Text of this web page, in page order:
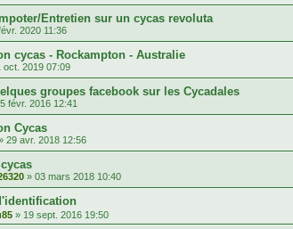
Entretien sur un cycas revoluta
2020 11:36
cycas - Rockampton - Australie
oct. 2019 07:09
groupes facebook sur les Cycadales
févr. 2016 12:41
Cycas
29 avr. 2018 12:56
» 03 mars 2018 10:40
» 19 sept. 2016 19:50